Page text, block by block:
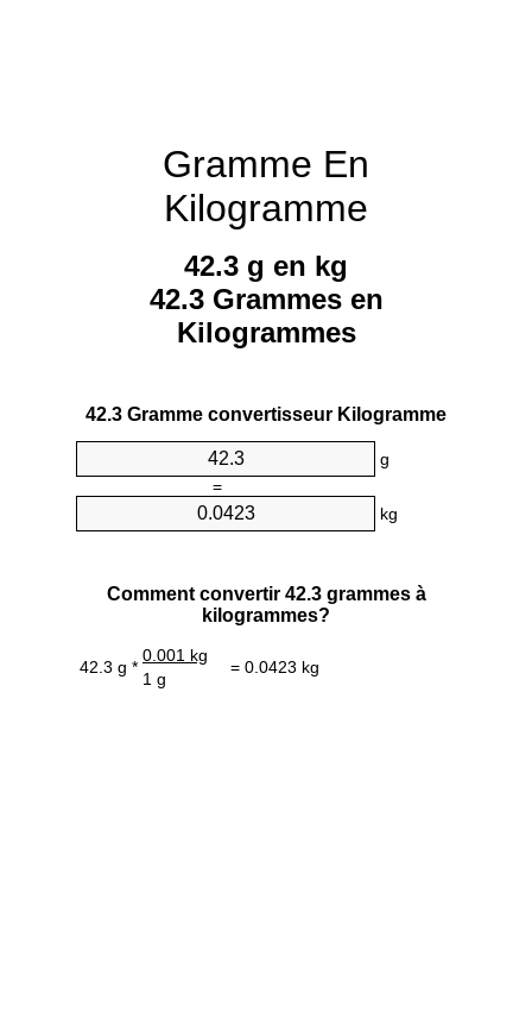
Gramme En
Kilogramme
42.3 g en kg
42.3 Grammes en
Kilogrammes
42.3 Gramme convertisseur Kilogramme
g
=
kg
Comment convertir 42.3 grammes à
kilogrammes?
42.3 g *
0.001 kg
= 0.0423 kg
1 g